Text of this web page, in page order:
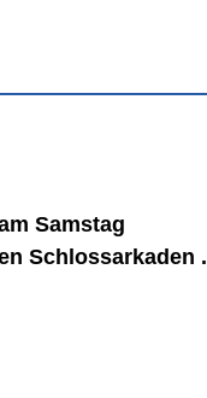
Samstag
Schlossarkaden .